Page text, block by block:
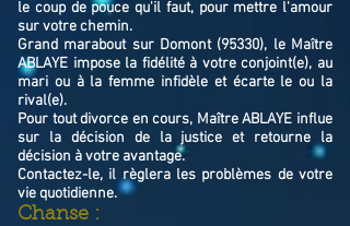
le coup de pouce qu'il faut, pour mettre l'amour
sur votre chemin.
Grand marabout sur Domont (95330), le Maître
ABLAYE impose la fidélité à votre conjoint(e), au
mari ou à la femme infidèle et écarte le ou la
rival(e).
Pour tout divorce en cours, Maître ABLAYE influe
sur la décision de la justice et retourne la
décision à votre avantage.
Contactez-le, il règlera les problèmes de votre
vie quotidienne.
Chanse :